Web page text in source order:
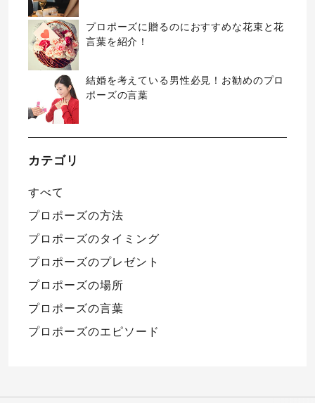
プロポーズに贈るのにおすすめな花束と花
言葉を紹介！
結婚を考えている男性必見！お勧めのプロ
ポーズの言葉
カテゴリ
すべて
プロポーズの方法
プロポーズのタイミング
プロポーズのプレゼント
プロポーズの場所
プロポーズの言葉
プロポーズのエピソード